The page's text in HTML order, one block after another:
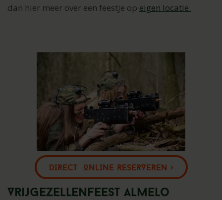
dan hier meer over een feestje op eigen locatie.
DIRECT ONLINE RESERVEREN >
Vrijgezellenfeest Almelo